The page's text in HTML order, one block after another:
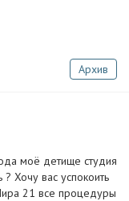
Архив
моё детище студия
? Хочу вас успокоить
21 все процедуры